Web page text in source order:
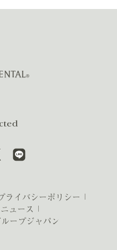
ライバシーポリシー
ニュース
ープジャパン